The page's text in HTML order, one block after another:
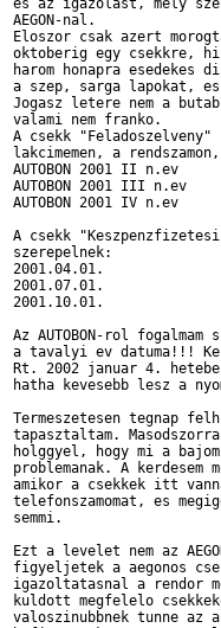
es az igazolast, mely
AEGON-nal.
Eloszor csak azert
oktoberig egy csekkre,
harom honapra esedekes
a szep, sarga lapokat,
Jogasz letere nem a
valami nem franko.
A csekk "Feladoszelveny"
lakcimemen, a
AUTOBON 2001 II n.ev
AUTOBON 2001 III n.ev
AUTOBON 2001 IV n.ev
A csekk
szerepelnek:
2001.04.01.
2001.07.01.
2001.10.01.
Az AUTOBON-rol
a tavalyi ev datuma!!!
Rt. 2002 januar 4.
hatha kevesebb lesz a
Termeszetesen tegnap
tapasztaltam.
holggyel, hogy mi a
problemanak. A
amikor a csekkek itt
telefonszamomat, es
semmi.
Ezt a levelet nem az
figyeljetek a aegonos
igazoltatasnal a rendor
kuldott megfelelo
valoszinubbnek tunne